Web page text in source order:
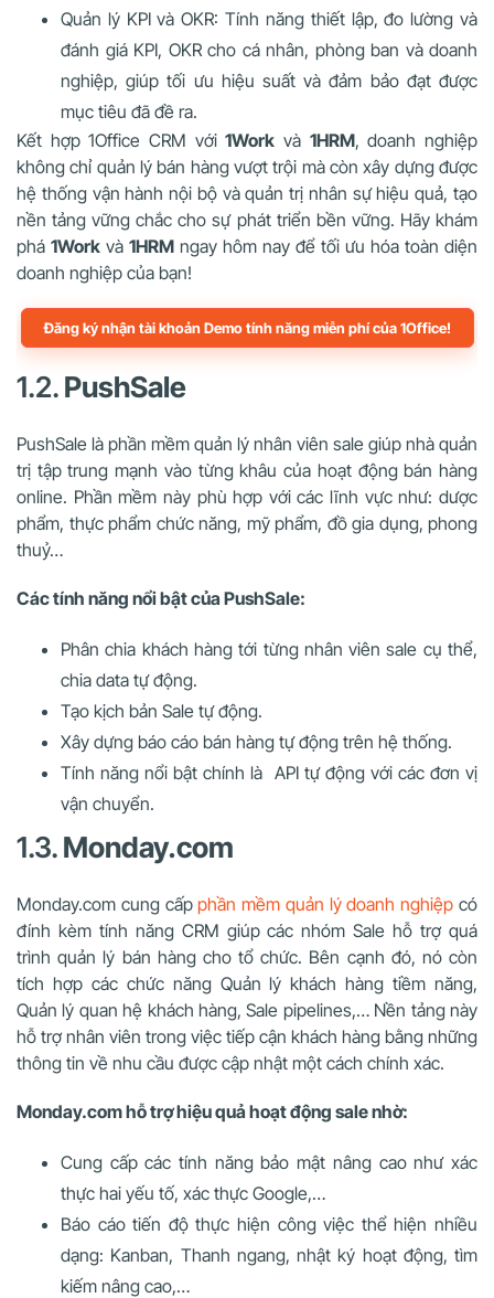
Quản lý KPI và OKR: Tính năng thiết lập, đo lường và
đánh giá KPI, OKR cho cá nhân, phòng ban và doanh
nghiệp, giúp tối ưu hiệu suất và đảm bảo đạt được
mục tiêu đã đề ra.
Kết hợp 1Office CRM với1Work và 1HRM, doanh nghiệp
không chỉ quản lý bán hàng vượt trội mà còn xây dựng được
hệ thống vận hành nội bộ và quản trị nhân sự hiệu quả, tạo
nền tảng vững chắc cho sự phát triển bền vững. Hãy khám
phá 1Work và 1HRM ngay hôm nay để tối ưu hóa toàn diện
doanh nghiệp của bạn!
Đăng ký nhận tài khoản Demo tính năng miễn phí của 1Office!
1.2.PushSale
PushSale là phần mềm quản lý nhân viên sale giúp nhà quản
trị tập trung mạnh vào từng khâu của hoạt động bán hàng
online. Phần mềm này phù hợp với các lĩnh vực như: dược
phẩm, thực phẩm chức năng, mỹ phẩm, đồ gia dụng, phong
thuỷ…
Các tính năng nổi bật của PushSale:
Phân chia khách hàng tới từng nhân viên sale cụ thể,
chia data tự động.
Tạo kịch bản Sale tự động.
Xây dựng báo cáo bán hàng tự động trên hệ thống.
Tính năng nổi bật chính là API tự động với các đơn vị
vận chuyển.
1.3.Monday.com
Monday.com cung cấpphần mềm quản lý doanh nghiệp có
đính kèm tính năng CRM giúp các nhóm Sale hỗ trợ quá
trình quản lý bán hàng cho tổ chức. Bên cạnh đó, nó còn
tích hợp các chức năng Quản lý khách hàng tiềm năng,
Quản lý quan hệ khách hàng, Sale pipelines,… Nền tảng này
hỗ trợ nhân viên trong việc tiếp cận khách hàng bằng những
thông tin về nhu cầu được cập nhật một cách chính xác.
Monday.com hỗ trợ hiệu quả hoạt động sale nhờ:
Cung cấp các tính năng bảo mật nâng cao như xác
thực hai yếu tố, xác thực Google,…
Báo cáo tiến độ thực hiện công việc thể hiện nhiều
dạng: Kanban, Thanh ngang, nhật ký hoạt động, tìm
kiếm nâng cao,…